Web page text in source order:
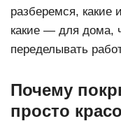
разберемся, какие
какие — для дома,
переделывать
Почему
просто